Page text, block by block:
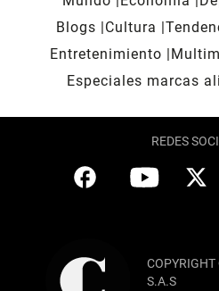
Blogs
Cultura
Entretenimiento
Especiales marcas
REDES
S.A.S